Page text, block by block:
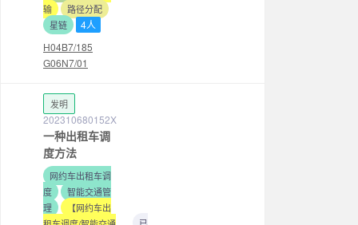
输
路径分配
星链
4人
H04B7/185
G06N7/01
发明
202310680152X
一种出租车调
度方法
网约车出租车调
度
智能交通管
理
【网约车出